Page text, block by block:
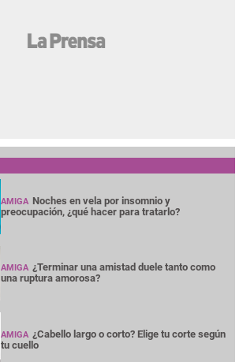
AMIGA Noches en vela por insomnio y
preocupación, ¿qué hacer para tratarlo?
AMIGA ¿Terminar una amistad duele tanto como
una ruptura amorosa?
AMIGA ¿Cabello largo o corto? Elige tu corte según
tu cuello